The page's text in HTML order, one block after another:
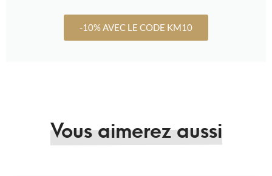
-10% AVEC LE CODE KM10
Vous aimerez aussi